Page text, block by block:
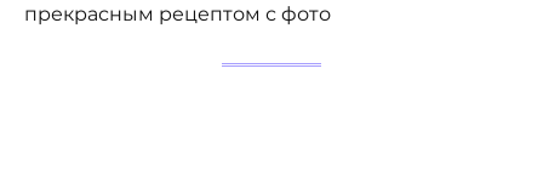
прекрасным рецептом с фото